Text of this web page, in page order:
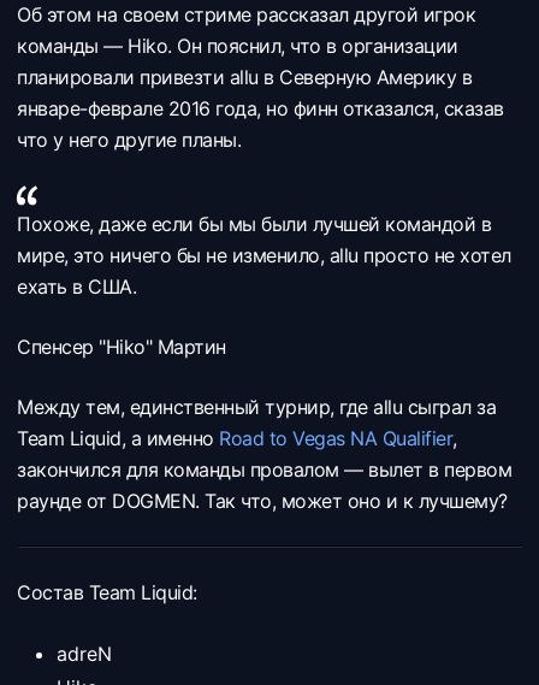
Об этом на своем стриме рассказал другой игрок
команды — Hiko. Он пояснил, что в организации
планировали привезти allu в Северную Америку в
январе-феврале 2016 года, но финн отказался, сказав
что у него другие планы.
Похоже, даже если бы мы были лучшей командой в
мире, это ничего бы не изменило, allu просто не хотел
ехать в США.
Спенсер "Hiko" Мартин
Между тем, единственный турнир, где allu сыграл за
Team Liquid, а именно Road to Vegas NA Qualifier,
закончился для команды провалом — вылет в первом
раунде от DOGMEN. Так что, может оно и к лучшему?
Состав Team Liquid:
adreN